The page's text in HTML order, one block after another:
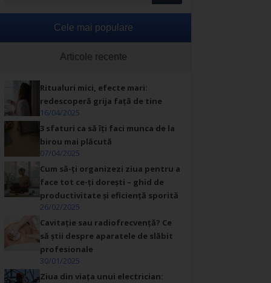
Cele mai populare
Articole recente
Ritualuri mici, efecte mari:
redescoperă grija față de tine
16/04/2025
3 sfaturi ca să îți faci munca de la
birou mai plăcută
07/04/2025
Cum să-ți organizezi ziua pentru a
face tot ce-ți dorești – ghid de
productivitate și eficiență sporită
26/02/2025
Cavitație sau radiofrecvență? Ce
să știi despre aparatele de slăbit
profesionale
30/01/2025
Ziua din viața unui electrician: